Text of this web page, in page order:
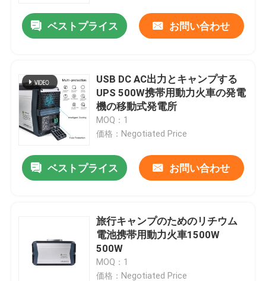
ベストプライス お問い合わせ
USB DC AC出力とキャンプする
UPS 500W携帯用動力火車の発電
機の移動式発電所
MOQ：1
価格：Negotiated Price
ベストプライス お問い合わせ
旅行キャンプのためのリチウム
電池携帯用動力火車1500W
500W
MOQ：1
価格：Negotiated Price